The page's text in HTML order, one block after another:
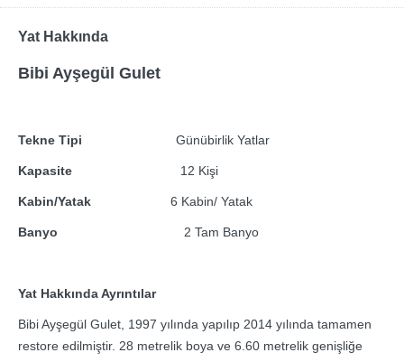
Yat Hakkında
Bibi Ayşegül Gulet
Tekne Tipi Günübirlik Yatlar
Kapasite 12 Kişi
Kabin/Yatak 6 Kabin/ Yatak
Banyo 2 Tam Banyo
Yat Hakkında Ayrıntılar
Bibi Ayşegül Gulet, 1997 yılında yapılıp 2014 yılında tamamen
restore edilmiştir. 28 metrelik boya ve 6.60 metrelik genişliğe